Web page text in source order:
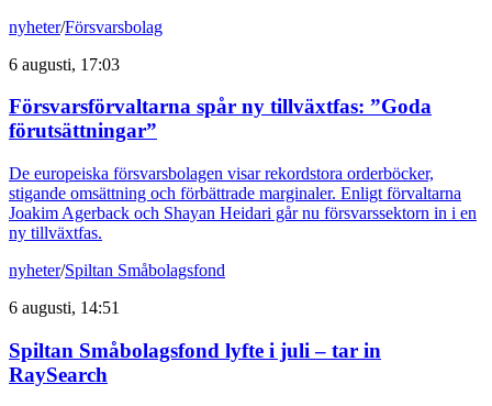
nyheter/Försvarsbolag
6 augusti, 17:03
Försvarsförvaltarna spår ny tillväxtfas: ”Goda
förutsättningar”
De europeiska försvarsbolagen visar rekordstora orderböcker,
stigande omsättning och förbättrade marginaler. Enligt förvaltarna
Joakim Agerback och Shayan Heidari går nu försvarssektorn in i en
ny tillväxtfas.
nyheter/Spiltan Småbolagsfond
6 augusti, 14:51
Spiltan Småbolagsfond lyfte i juli – tar in
RaySearch